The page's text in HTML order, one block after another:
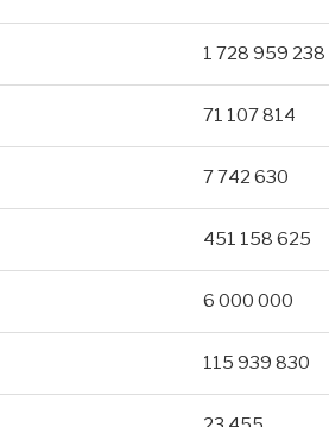
1 728 959 238
71 107 814
7 742 630
451 158 625
6 000 000
115 939 830